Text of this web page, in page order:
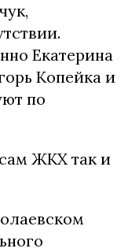
Екатерина
Копейка и
по
ЖКХ так и